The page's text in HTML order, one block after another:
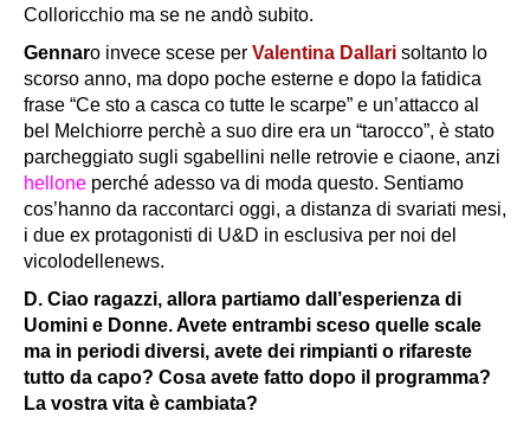
Colloricchio ma se ne andò subito.
Gennaro invece scese per Valentina Dallari soltanto lo
scorso anno, ma dopo poche esterne e dopo la fatidica
frase “Ce sto a casca co tutte le scarpe” e un’attacco al
bel Melchiorre perchè a suo dire era un “tarocco”, è stato
parcheggiato sugli sgabellini nelle retrovie e ciaone, anzi
hellone perché adesso va di moda questo. Sentiamo
cos’hanno da raccontarci oggi, a distanza di svariati mesi,
i due ex protagonisti di U&D in esclusiva per noi del
vicolodellenews.
D. Ciao ragazzi, allora partiamo dall’esperienza di
Uomini e Donne. Avete entrambi sceso quelle scale
ma in periodi diversi, avete dei rimpianti o rifareste
tutto da capo? Cosa avete fatto dopo il programma?
La vostra vita è cambiata?